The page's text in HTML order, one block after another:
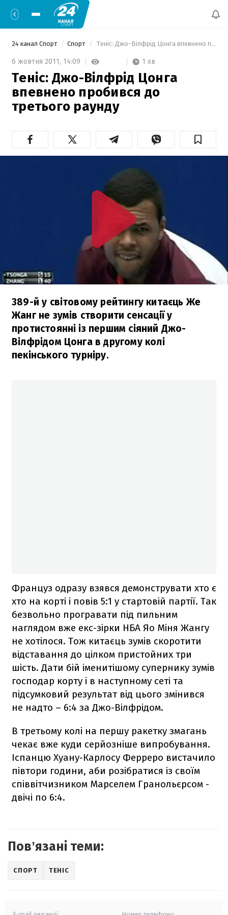
24 канал Спорт Спорт Теніс: Джо-Вілфрід Цонга впевнено пробився до третього раунду
6 жовтня 2011, 14:09 1 хв
Теніс: Джо-Вілфрід Цонга
впевнено пробився до
третього раунду
389-й у світовому рейтингу китаєць Же
Жанг не зумів створити сенсації у
протистоянні із першим сіяний Джо-
Вілфрідом Цонга в другому колі
пекінського турніру.
Француз одразу взявся демонструвати хто є
хто на корті і повів 5:1 у стартовій партії. Так
безвольно програвати під пильним
наглядом вже екс-зірки НБА Яо Міня Жангу
не хотілося. Тож китаєць зумів скоротити
відставання до цілком пристойних три
шість. Дати бій іменитішому супернику зумів
господар корту і в наступному сеті та
підсумковий результат від цього змінився
не надто – 6:4 за Джо-Вілфрідом.
В третьому колі на першу ракетку змагань
чекає вже куди серйозніше випробування.
Іспанцю Хуану-Карлосу Ферреро вистачило
півтори години, аби розібратися із своїм
співвітчизником Марселем Гранольєрсом -
двічі по 6:4.
Повʼязані теми:
СПОРТ ТЕНІС